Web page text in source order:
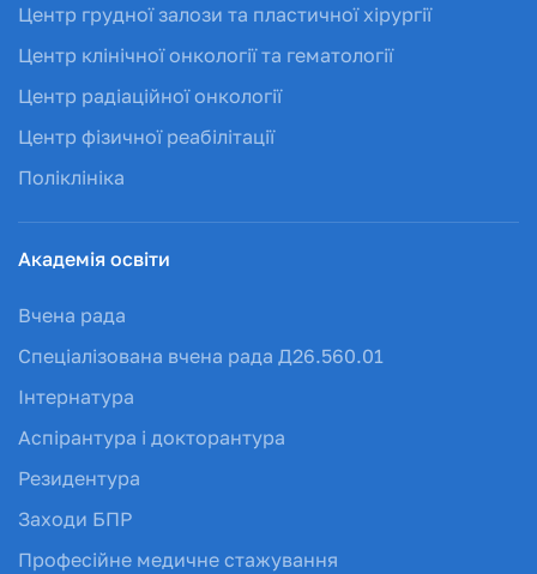
Центр грудної залози та пластичної хірургії
Центр клінічної онкології та гематології
Центр радіаційної онкології
Центр фізичної реабілітації
Поліклініка
Академія освіти
Вчена рада
Спеціалізована вчена рада Д26.560.01
Інтернатура
Аспірантура і докторантура
Резидентура
Заходи БПР
Професійне медичне стажування